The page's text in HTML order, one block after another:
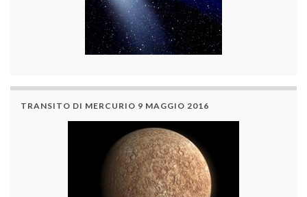
TRANSITO DI MERCURIO 9 MAGGIO 2016